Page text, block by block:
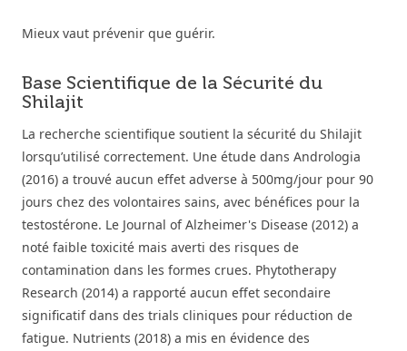
Mieux vaut prévenir que guérir.
Base Scientifique de la Sécurité du
Shilajit
La recherche scientifique soutient la sécurité du Shilajit
lorsqu’utilisé correctement. Une étude dans Andrologia
(2016) a trouvé aucun effet adverse à 500mg/jour pour 90
jours chez des volontaires sains, avec bénéfices pour la
testostérone. Le Journal of Alzheimer's Disease (2012) a
noté faible toxicité mais averti des risques de
contamination dans les formes crues. Phytotherapy
Research (2014) a rapporté aucun effet secondaire
significatif dans des trials cliniques pour réduction de
fatigue. Nutrients (2018) a mis en évidence des